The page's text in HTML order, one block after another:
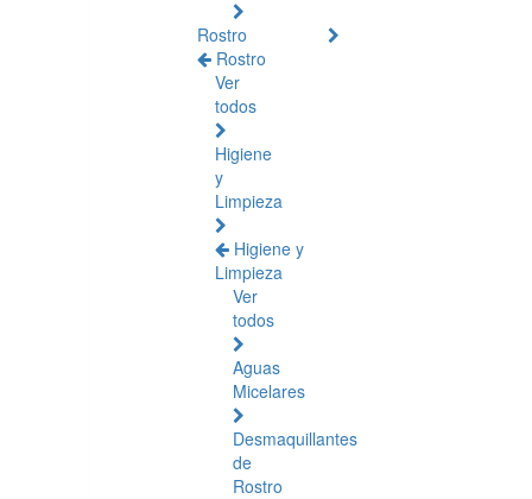
Rostro
Rostro
Ver
todos
Higiene
y
Limpieza
Higiene y
Limpieza
Ver
todos
Aguas
Micelares
Desmaquillantes
de
Rostro